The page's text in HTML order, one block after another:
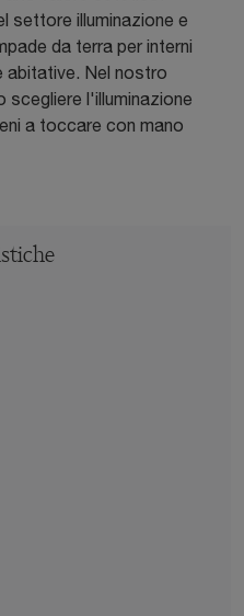
settore illuminazione e
da terra per interni
abitative. Nel nostro
scegliere l'illuminazione
a toccare con mano